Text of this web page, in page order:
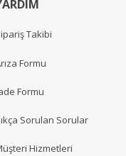
Takibi
Formu
Formu
Sorulan Sorular
Hizmetleri